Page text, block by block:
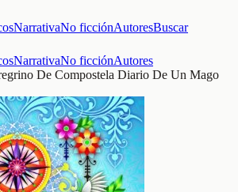
NarrativaNo ficciónAutoresBuscar
NarrativaNo ficciónAutores
De Compostela Diario De Un Mago